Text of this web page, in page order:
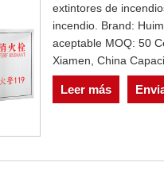
extintores de
incendio. Brand:
aceptable MOQ: 50
Xiamen, China
Leer más